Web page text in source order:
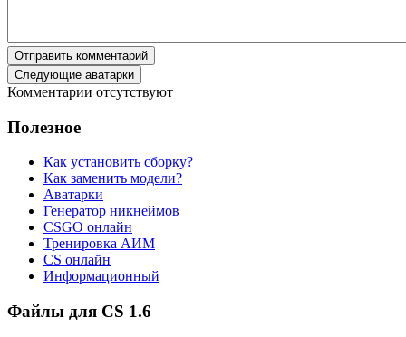
Отправить комментарий
Следующие аватарки
Комментарии отсутствуют
Полезное
Как установить сборку?
Как заменить модели?
Аватарки
Генератор никнеймов
CSGO онлайн
Тренировка АИМ
CS онлайн
Информационный
Файлы для CS 1.6